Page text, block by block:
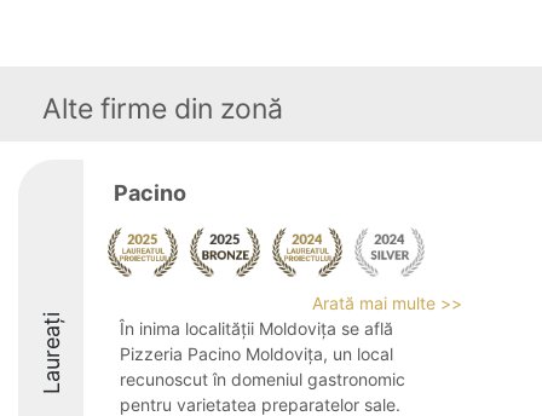
Alte firme din zonă
Laureați
Pacino
Arată mai multe >>
În inima localității Moldovița se află
Pizzeria Pacino Moldovița, un local
recunoscut în domeniul gastronomic
pentru varietatea preparatelor sale.